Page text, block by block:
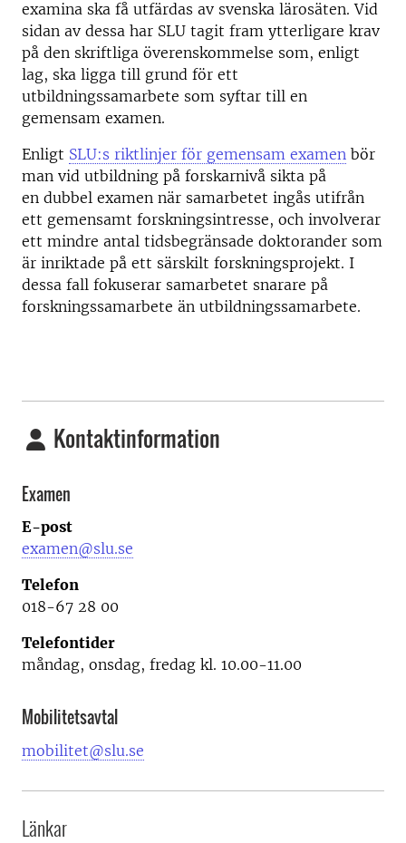
examina ska få utfärdas av svenska lärosäten. Vid
sidan av dessa har SLU tagit fram ytterligare krav
på den skriftliga överenskommelse som, enligt
lag, ska ligga till grund för ett
utbildningssamarbete som syftar till en
gemensam examen.
Enligt SLU:s riktlinjer för gemensam examen bör
man vid utbildning på forskarnivå sikta på
en dubbel examen när samarbetet ingås utifrån
ett gemensamt forskningsintresse, och involverar
ett mindre antal tidsbegränsade doktorander som
är inriktade på ett särskilt forskningsprojekt. I
dessa fall fokuserar samarbetet snarare på
forskningssamarbete än utbildningssamarbete.
Kontaktinformation
Examen
E-post
examen@slu.se
Telefon
018-67 28 00
Telefontider
måndag, onsdag, fredag kl. 10.00-11.00
Mobilitetsavtal
mobilitet@slu.se
Länkar